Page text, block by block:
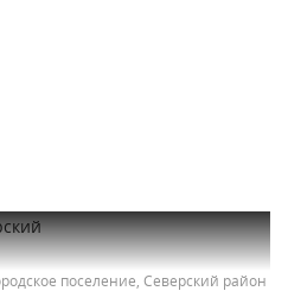
поселение, Северский район